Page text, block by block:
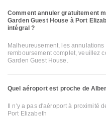
Comment annuler gratuitement
Garden Guest House à Port
intégral ?
Malheureusement, les
remboursement complet, veuillez
Garden Guest House.
Quel aéroport est proche de
Il n'y a pas d'aéroport à proximité
Port Elizabeth